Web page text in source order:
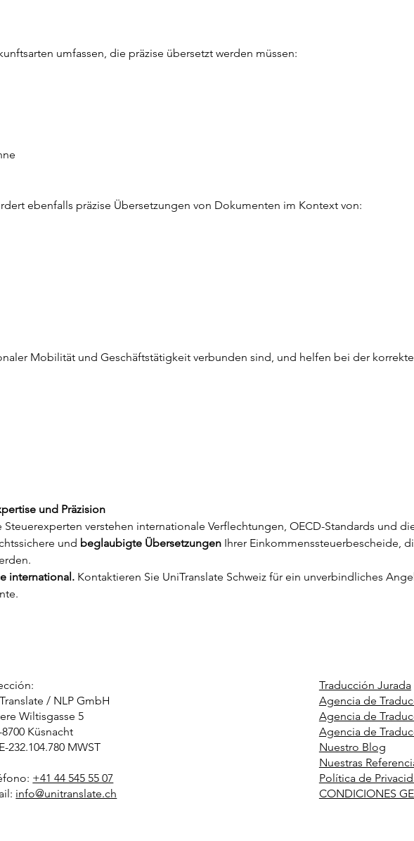
umfassen, die präzise übersetzt werden müssen:
ebenfalls präzise Übersetzungen von Dokumenten im Kontext von:
Mobilität und Geschäftstätigkeit verbunden sind, und helfen bei der
und Präzision
verstehen internationale Verflechtungen, OECD-Standards und
und beglaubigte Übersetzungen Ihrer Einkommenssteuerbescheide,
international. Kontaktieren Sie UniTranslate Schweiz für ein unverbindliches
/ NLP GmbH
Wiltisgasse 5
Küsnacht
232.104.780 MWST
+41 44 545 55 07
info@unitranslate.ch
Traducción Jurada
Agencia de
Agencia de
Agencia de
Nuestro Blog
Nuestras
Política de
CONDICIONES